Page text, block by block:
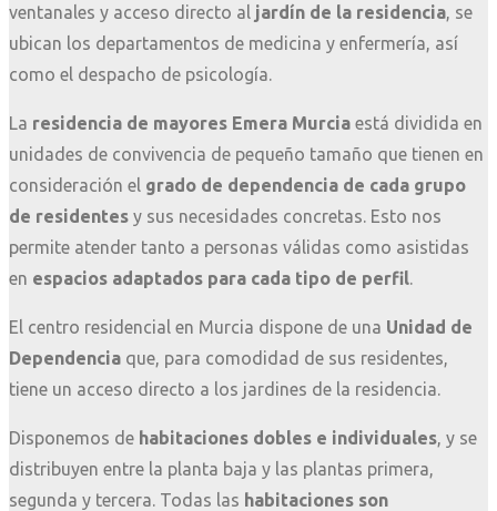
ventanales y acceso directo al jardín de la residencia, se
ubican los departamentos de medicina y enfermería, así
como el despacho de psicología.
La residencia de mayores Emera Murcia está dividida en
unidades de convivencia de pequeño tamaño que tienen en
consideración el grado de dependencia de cada grupo
de residentes y sus necesidades concretas. Esto nos
permite atender tanto a personas válidas como asistidas
en espacios adaptados para cada tipo de perfil.
El centro residencial en Murcia dispone de una Unidad de
Dependencia que, para comodidad de sus residentes,
tiene un acceso directo a los jardines de la residencia.
Disponemos de habitaciones dobles e individuales, y se
distribuyen entre la planta baja y las plantas primera,
segunda y tercera. Todas las habitaciones son